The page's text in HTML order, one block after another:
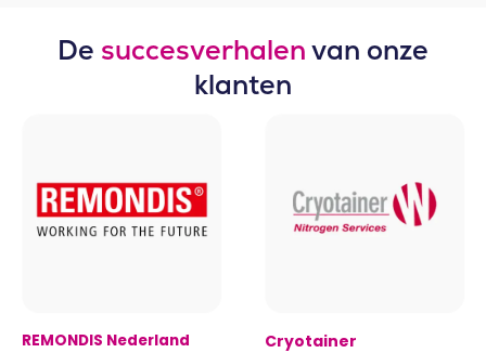
De succesverhalenvan onze
klanten
REMONDIS Nederland Cryotainer